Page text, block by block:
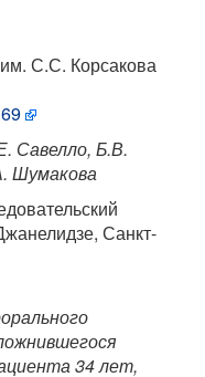
С.С. Корсакова
Савелло, Б.В.
Шумакова
Санкт-
34 лет,